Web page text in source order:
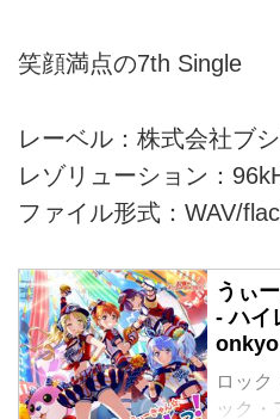
笑顔満点の7th Single
レーベル：株式会社ブ
レゾリューション：
ファイル形式：WAV/flac
うぃ
- ハイ
onkyo
ロック
ック・